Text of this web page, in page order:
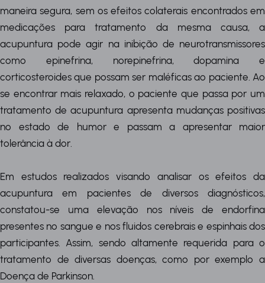
maneira segura, sem os efeitos colaterais encontrados em
medicações para tratamento da mesma causa, a
acupuntura pode agir na inibição de neurotransmissores
como epinefrina, norepinefrina, dopamina e
corticosteroides que possam ser maléficas ao paciente. Ao
se encontrar mais relaxado, o paciente que passa por um
tratamento de acupuntura apresenta mudanças positivas
no estado de humor e passam a apresentar maior
tolerância à dor.
Em estudos realizados visando analisar os efeitos da
acupuntura em pacientes de diversos diagnósticos,
constatou-se uma elevação nos níveis de endorfina
presentes no sangue e nos fluidos cerebrais e espinhais dos
participantes. Assim, sendo altamente requerida para o
tratamento de diversas doenças, como por exemplo a
Doença de Parkinson.